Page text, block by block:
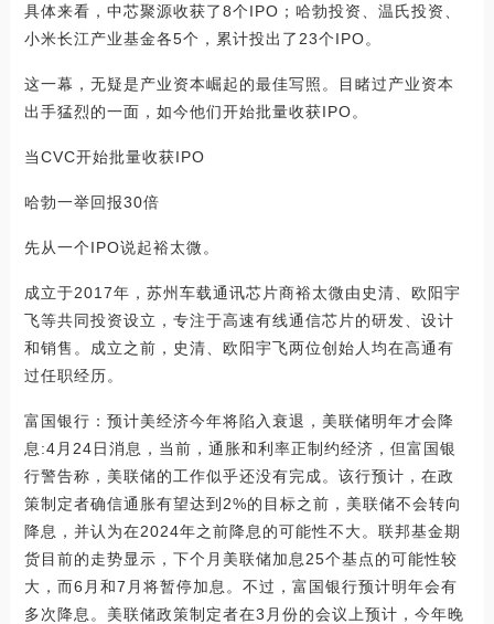
具体来看，中芯聚源收获了8个IPO；哈勃投资、温氏投资、
小米长江产业基金各5个，累计投出了23个IPO。
这一幕，无疑是产业资本崛起的最佳写照。目睹过产业资本
出手猛烈的一面，如今他们开始批量收获IPO。
当CVC开始批量收获IPO
哈勃一举回报30倍
先从一个IPO说起裕太微。
成立于2017年，苏州车载通讯芯片商裕太微由史清、欧阳宇
飞等共同投资设立，专注于高速有线通信芯片的研发、设计
和销售。成立之前，史清、欧阳宇飞两位创始人均在高通有
过任职经历。
富国银行：预计美经济今年将陷入衰退，美联储明年才会降
息:4月24日消息，当前，通胀和利率正制约经济，但富国银
行警告称，美联储的工作似乎还没有完成。该行预计，在政
策制定者确信通胀有望达到2%的目标之前，美联储不会转向
降息，并认为在2024年之前降息的可能性不大。联邦基金期
货目前的走势显示，下个月美联储加息25个基点的可能性较
大，而6月和7月将暂停加息。不过，富国银行预计明年会有
多次降息。美联储政策制定者在3月份的会议上预计，今年晚